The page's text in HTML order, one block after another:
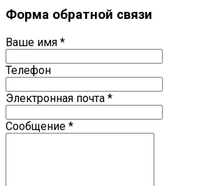
Форма обратной связи
Ваше имя *
Телефон
Электронная почта *
Сообщение *